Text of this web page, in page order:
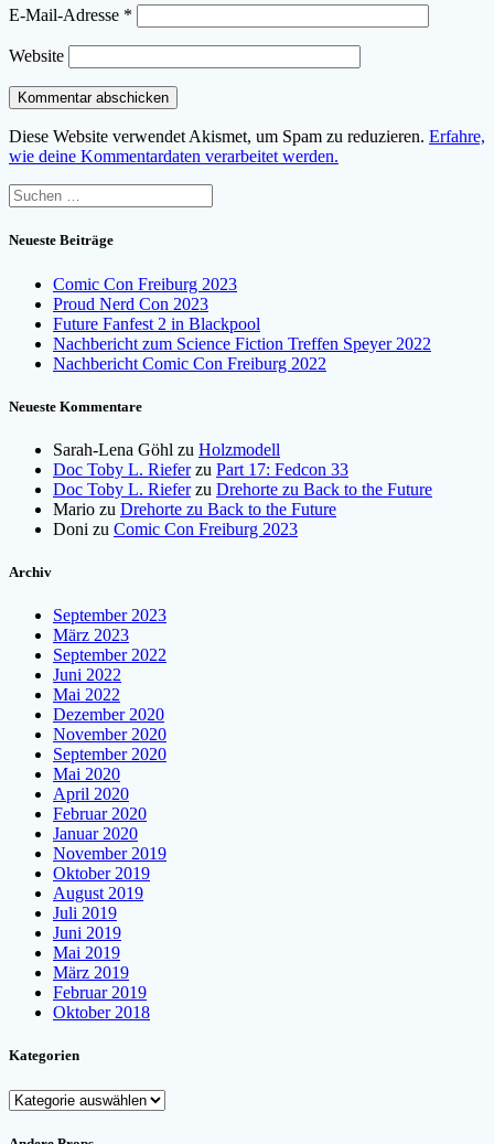
E-Mail-Adresse *
Website
Diese Website verwendet Akismet, um Spam zu reduzieren. Erfahre,
wie deine Kommentardaten verarbeitet werden.
Suchen
nach:
Neueste Beiträge
Comic Con Freiburg 2023
Proud Nerd Con 2023
Future Fanfest 2 in Blackpool
Nachbericht zum Science Fiction Treffen Speyer 2022
Nachbericht Comic Con Freiburg 2022
Neueste Kommentare
Sarah-Lena Göhl zu Holzmodell
Doc Toby L. Rieferzu Part 17: Fedcon 33
Doc Toby L. Rieferzu Drehorte zu Back to the Future
Mario zu Drehorte zu Back to the Future
Doni zu Comic Con Freiburg 2023
Archiv
September 2023
März 2023
September 2022
Juni 2022
Mai 2022
Dezember 2020
November 2020
September 2020
Mai 2020
April 2020
Februar 2020
Januar 2020
November 2019
Oktober 2019
August 2019
Juli 2019
Juni 2019
Mai 2019
März 2019
Februar 2019
Oktober 2018
Kategorien
Kategorien